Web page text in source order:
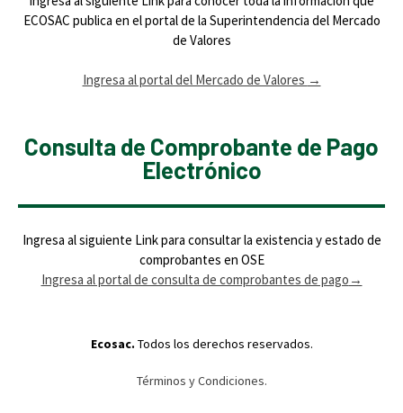
ECOSAC publica en el portal de la Superintendencia del Mercado
de Valores
Ingresa al portal del Mercado de Valores →
Consulta de Comprobante de Pago
Electrónico
Ingresa al siguiente Link para consultar la existencia y estado de
comprobantes en OSE
Ingresa al portal de consulta de comprobantes de pago →
Ecosac. Todos los derechos reservados.
Términos y Condiciones.